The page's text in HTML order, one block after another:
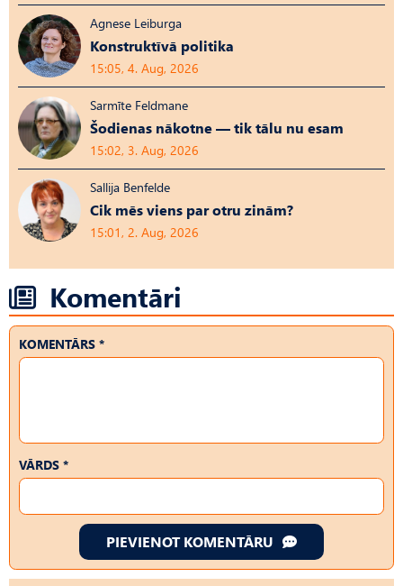
Agnese Leiburga
Konstruktīvā politika
15:05, 4. Aug, 2026
Sarmīte Feldmane
Šodienas nākotne — tik tālu nu esam
15:02, 3. Aug, 2026
Sallija Benfelde
Cik mēs viens par otru zinām?
15:01, 2. Aug, 2026
Komentāri
KOMENTĀRS *
VĀRDS *
PIEVIENOT KOMENTĀRU